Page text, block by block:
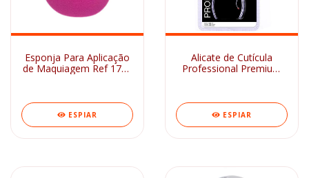
Esponja Para Aplicação
de Maquiagem Ref 1798
ESPIAR
Alicate de Cutícula
Professional Premium
ESPIAR